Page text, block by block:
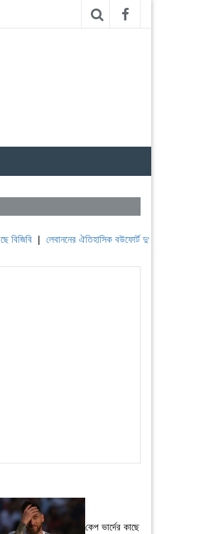
লেবাননের ঐতিহাসিক বউফোর্ট দুর্গ দখল করল ইসরাইল
কেপ ভার্দের কাছে